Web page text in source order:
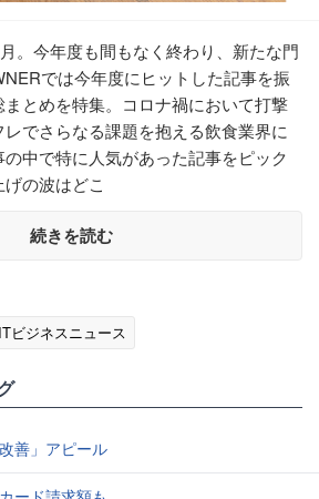
。今年度も間もなく終わり、新たな門
では今年度にヒットした記事を振
とめを特集。コロナ禍において打撃
でさらなる課題を抱える飲食業界に
中で特に人気があった記事をピック
の波はどこ
続きを読む
ビジネスニュース
善」アピール